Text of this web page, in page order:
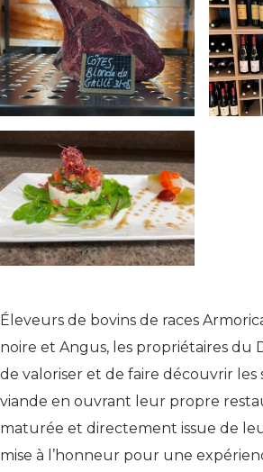
Éleveurs de bovins de races
noire et Angus, les propriétaires du
de valoriser et de faire découvrir les
viande en ouvrant leur propre
maturée et directement issue de
mise à l’honneur pour une